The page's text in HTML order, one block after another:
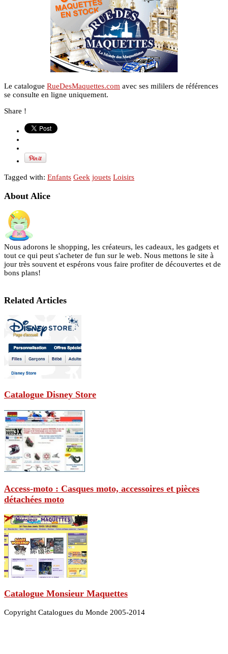
Le catalogue RueDesMaquettes.com avec ses mililers de références
se consulte en ligne uniquement.
Share !
Tagged with: Enfants Geek jouets Loisirs
About Alice
Nous adorons le shopping, les créateurs, les cadeaux, les gadgets et
tout ce qui peut s'acheter de fun sur le web. Nous mettons le site à
jour très souvent et espérons vous faire profiter de découvertes et de
bons plans!
Related Articles
Catalogue Disney Store
Access-moto : Casques moto, accessoires et pièces
détachées moto
Catalogue Monsieur Maquettes
Copyright Catalogues du Monde 2005-2014